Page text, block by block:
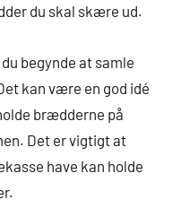
du skal skære ud.
begynde at samle
kan være en god idé
brædderne på
Det er vigtigt at
have kan holde